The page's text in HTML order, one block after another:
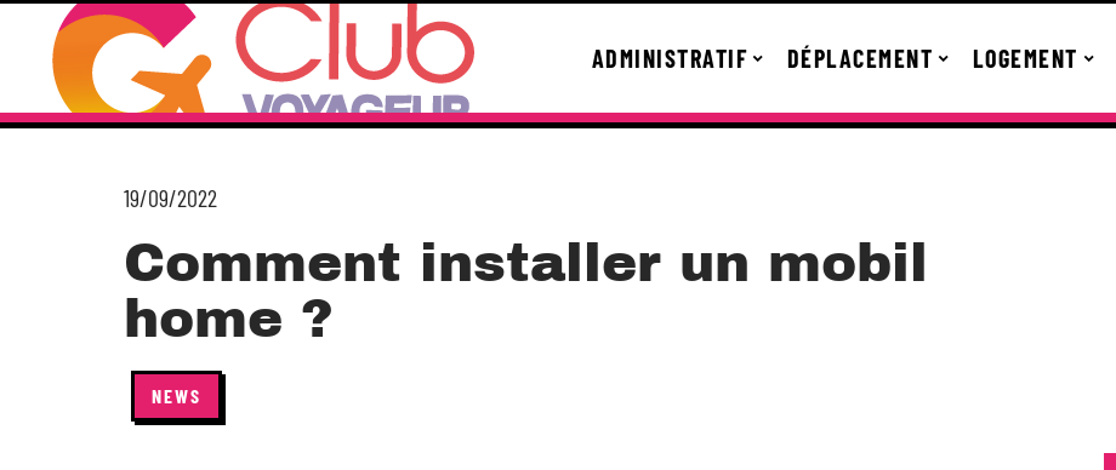
ADMINISTRATIF DÉPLACEMENT LOGEMENT
19/09/2022
Comment installer un mobil
home ?
NEWS